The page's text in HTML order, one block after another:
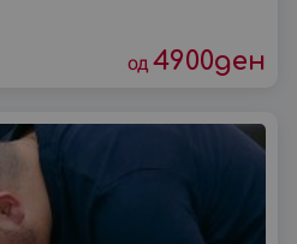
од 4900ден